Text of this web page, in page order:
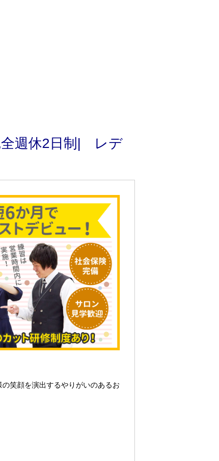
全週休2日制| レデ
笑顔を演出するやりがいのあるお